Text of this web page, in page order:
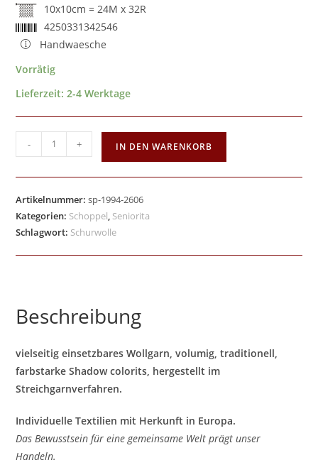
10x10cm = 24M x 32R
4250331342546
Handwaesche
Vorrätig
Lieferzeit:2-4 Werktage
- + IN DEN WARENKORB
Artikelnummer:sp-1994-2606
Kategorien: Schoppel, Seniorita
Schlagwort: Schurwolle
Beschreibung
vielseitig einsetzbares Wollgarn, volumig, traditionell,
farbstarke Shadow colorits, hergestellt im
Streichgarnverfahren.
Individuelle Textilien mit Herkunft in Europa.
Das Bewusstsein für eine gemeinsame Welt prägt unser
Handeln.